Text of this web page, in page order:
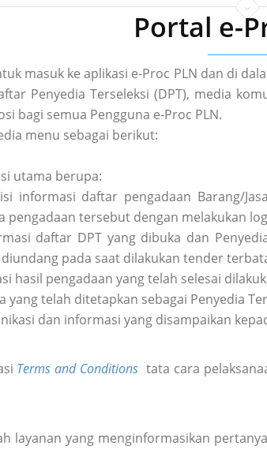
Portal e-
masuk ke aplikasi e-Proc PLN dan di
Penyedia Terseleksi (DPT), media
bagi semua Pengguna e-Proc PLN.
menu sebagai berikut:
utama berupa:
informasi daftar pengadaan Barang/
tersebut dengan melakukan
daftar DPT yang dibuka dan
pada saat dilakukan tender
hasil pengadaan yang telah selesai
yang telah ditetapkan sebagai Penyedia
dan informasi yang disampaikan
Terms and Conditions tata cara
layanan yang menginformasikan